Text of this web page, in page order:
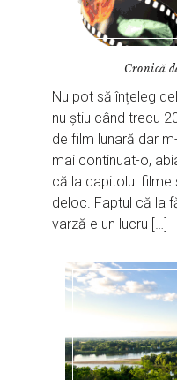
Cronică
Nu pot să înțeleg
nu știu când trecu
de film lunară dar
mai continuat-o,
că la capitolul filme
deloc. Faptul că la
varză e un lucru […]